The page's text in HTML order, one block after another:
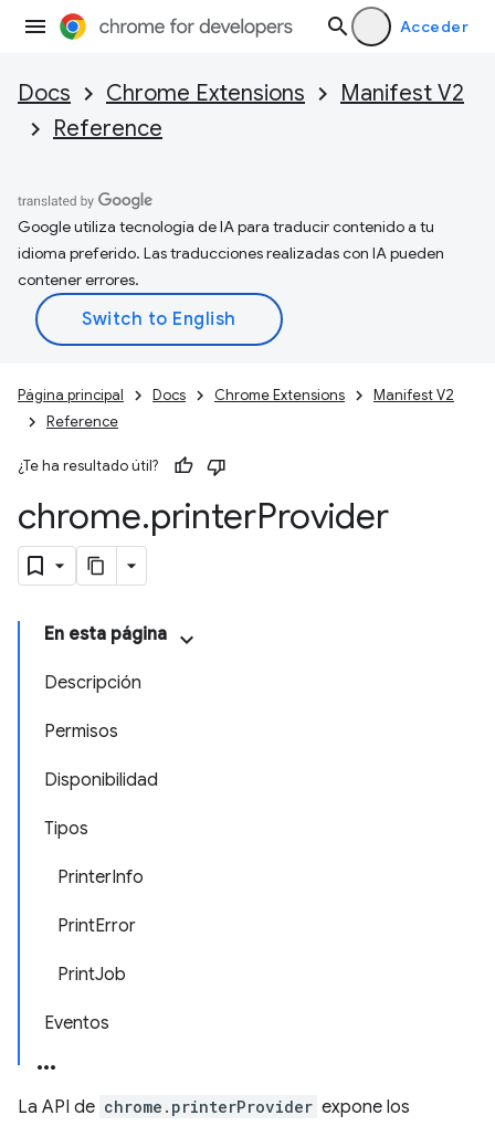
Acceder
Docs Chrome Extensions
Manifest V2
Reference
Google utiliza tecnología de IA para traducir contenido a tu
idioma preferido. Las traducciones realizadas con IA pueden
contener errores.
Página principal Docs Chrome Extensions
Manifest V2
Reference
¿Te ha resultado útil?
chrome.printerProvider
En esta página
Descripción
Permisos
Disponibilidad
Tipos
PrinterInfo
PrintError
PrintJob
Eventos
La API de chrome.printerProvider expone los